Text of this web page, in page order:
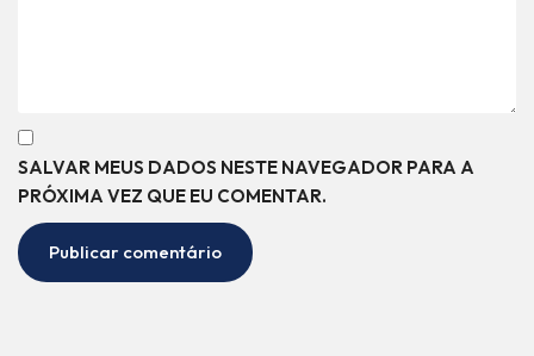
SALVAR MEUS DADOS NESTE NAVEGADOR PARA A
PRÓXIMA VEZ QUE EU COMENTAR.